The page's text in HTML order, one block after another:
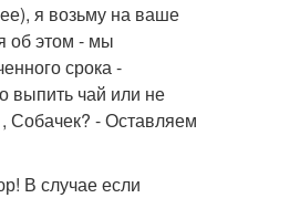
я возьму на ваше
об этом - мы
срока -
выпить чай или не
Собачек? - Оставляем
В случае если